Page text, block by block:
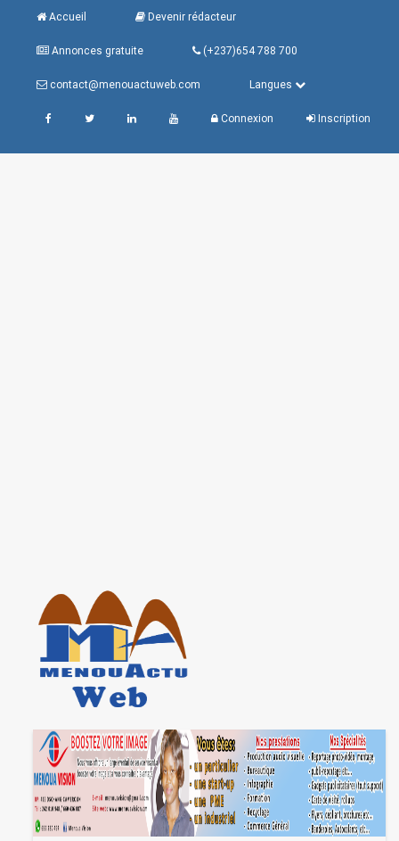
Accueil Devenir rédacteur
Annonces gratuite (+237)654 788 700
contact@menouactuweb.com Langues
Connexion Inscription